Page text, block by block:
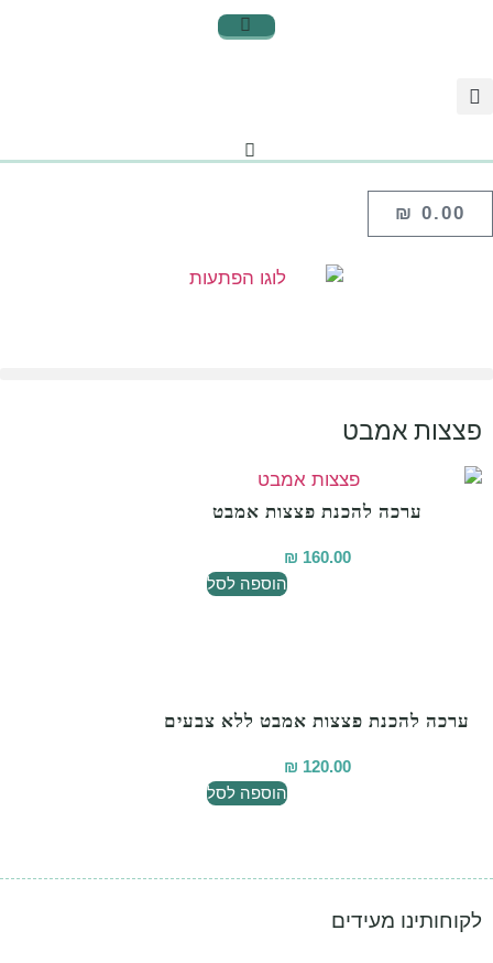
₪ 0.00
פצצות אמבט
ערכה להכנת פצצות אמבט
₪ 160.00
הוספה לסל
ערכה להכנת פצצות אמבט ללא צבעים
₪ 120.00
הוספה לסל
לקוחותינו מעידים